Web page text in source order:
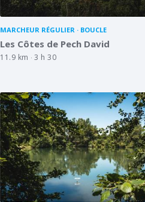
MARCHEUR RÉGULIER BOUCLE
Les Côtes de Pech David
11.9 km 3 h 30